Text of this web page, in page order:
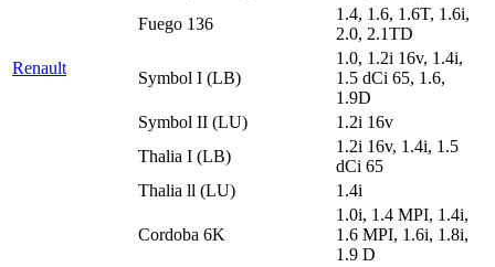
Renault
Fuego 136
1.4, 1.6, 1.6T, 1.6i,
2.0, 2.1TD
Symbol I (LB)
1.0, 1.2i 16v, 1.4i,
1.5 dCi 65, 1.6,
1.9D
Symbol II (LU)
1.2i 16v
Thalia I (LB)
1.2i 16v, 1.4i, 1.5
dCi 65
Thalia ll (LU)
1.4i
Cordoba 6K
1.0i, 1.4 MPI, 1.4i,
1.6 MPI, 1.6i, 1.8i,
1.9 D